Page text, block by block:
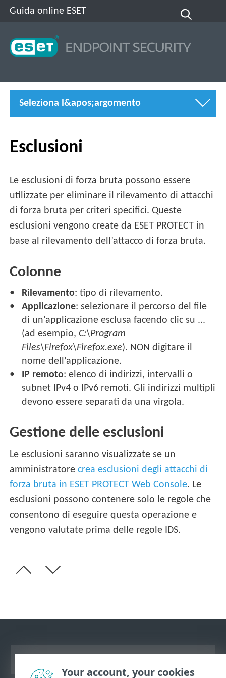
Guida online ESET
Seleziona l&apos;argomento
Esclusioni
Le esclusioni di forza bruta possono essere
utilizzate per eliminare il rilevamento di attacchi
di forza bruta per criteri specifici. Queste
esclusioni vengono create da ESET PROTECT in
base al rilevamento dell’attacco di forza bruta.
Colonne
Rilevamento: tipo di rilevamento.
Applicazione: selezionare il percorso del file
di un'applicazione esclusa facendo clic su ...
(ad esempio,C:\Program
Files\Firefox\Firefox.exe). NON digitare il
nome dell’applicazione.
IP remoto: elenco di indirizzi, intervalli o
subnet IPv4 o IPv6 remoti. Gli indirizzi multipli
devono essere separati da una virgola.
Gestione delle esclusioni
Le esclusioni saranno visualizzate se un
amministratorecrea esclusioni degli attacchi di
forza bruta in ESET PROTECT Web Console. Le
esclusioni possono contenere solo le regole che
consentono di eseguire questa operazione e
vengono valutate prima delle regole IDS.
Your account, your cookies